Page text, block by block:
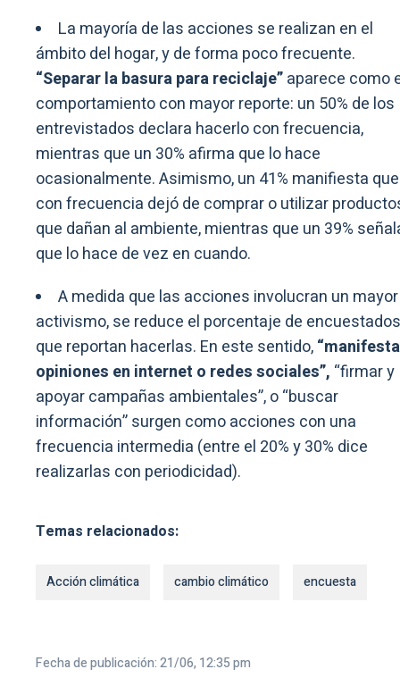
La mayoría de las acciones se realizan en el
ámbito del hogar, y de forma poco frecuente.
“Separar la basura para reciclaje”aparece como
comportamiento con mayor reporte: un 50% de los
entrevistados declara hacerlo con frecuencia,
mientras que un 30% afirma que lo hace
ocasionalmente. Asimismo, un 41% manifiesta que
con frecuencia dejó de comprar o utilizar
que dañan al ambiente, mientras que un 39%
que lo hace de vez en cuando.
A medida que las acciones involucran un mayor
activismo, se reduce el porcentaje de encuestados
que reportan hacerlas. En este sentido,
opiniones en internet o redes sociales”, “firmar y
apoyar campañas ambientales”, o “buscar
información” surgen como acciones con una
frecuencia intermedia (entre el 20% y 30% dice
realizarlas con periodicidad).
Temas relacionados:
Acción climática cambio climático encuesta
Fecha de publicación: 21/06, 12:35 pm